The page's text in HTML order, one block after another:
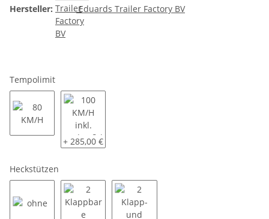
Hersteller: Eduards Trailer Factory BV
Tempolimit
80 KM/H100 KM/H inkl. Radstoßdämpfer und COC Eintrag
+ 285,00 €
Heckstützen